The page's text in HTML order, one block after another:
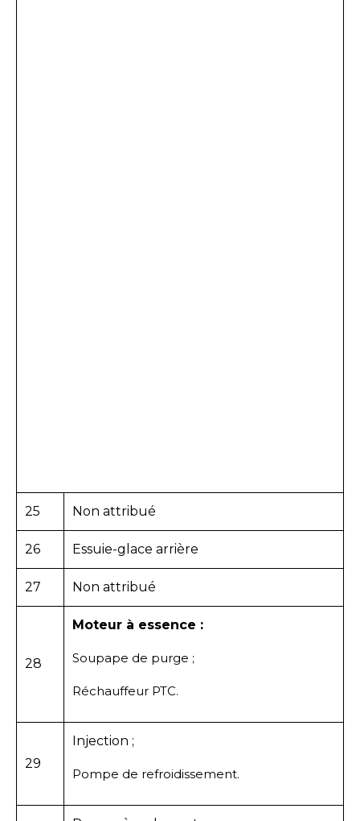
25 Non attribué
26 Essuie-glace arrière
27 Non attribué
28
Moteur à essence :
Soupape de purge ;
Réchauffeur PTC.
29
Injection ;
Pompe de refroidissement.